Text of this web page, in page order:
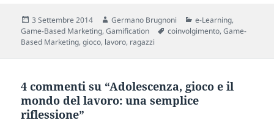
Scritto
il
3 Settembre 2014 Autore
Germano Brugnoni Categorie
e-Learning,
Game-Based Marketing,Gamification Tag
coinvolgimento,Game-
Based Marketing,gioco, lavoro, ragazzi
4 commenti su “Adolescenza, gioco e il
mondo del lavoro: una semplice
riflessione”